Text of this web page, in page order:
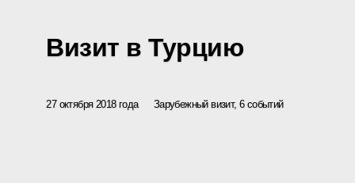
Визит в Турцию
27 октября 2018 года Зарубежный визит, 6 событий